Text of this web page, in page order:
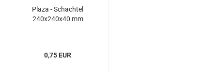
Plaza - Schach­tel
240x240x40 mm
0,75 EUR